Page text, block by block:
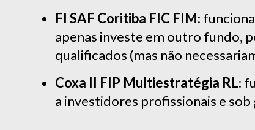
FI SAF Coritiba FIC FIM:
apenas investe em outro fundo,
qualificados (mas não
Coxa II FIP Multiestratégia RL:
a investidores profissionais e